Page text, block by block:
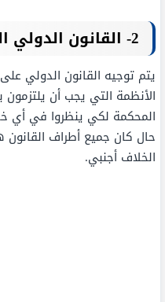
2- القانون الدولي الخاص
يتم توجيه القانون الدولي
الأنظمة التي يجب أن يلتزمون
المحكمة لكي ينظروا في أي
حال كان جميع أطراف
الخلاف أجنبي.